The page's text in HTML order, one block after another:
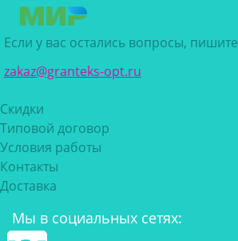
Если у вас остались вопросы, пишите
zakaz@granteks-opt.ru
Скидки
Типовой договор
Условия работы
Контакты
Доставка
Мы в социальных сетях: